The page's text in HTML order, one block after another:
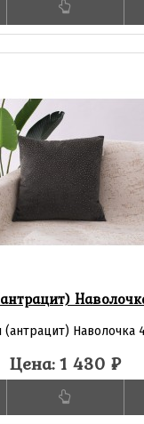
(антрацит) Наволочка
Цена: 1 430 ₽